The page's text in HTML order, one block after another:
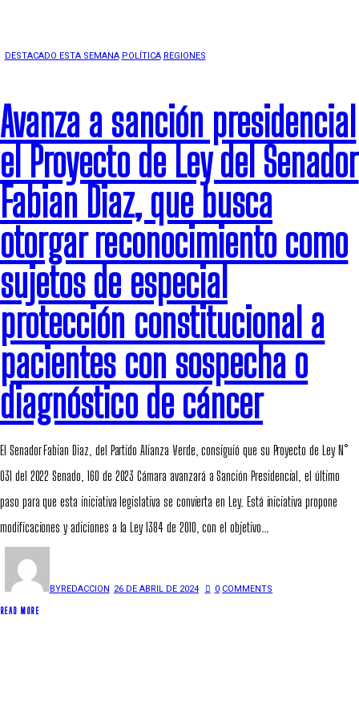
DESTACADO ESTA SEMANA POLÍTICA REGIONES
Avanza a sanción presidencial
el Proyecto de Ley del Senador
Fabian Diaz, que busca
otorgar reconocimiento como
sujetos de especial
protección constitucional a
pacientes con sospecha o
diagnóstico de cáncer
El Senador Fabian Diaz, del Partido Alianza Verde, consiguió que su Proyecto de Ley N°
031 del 2022 Senado, 160 de 2023 Cámara avanzará a Sanción Presidencial, el último
paso para que esta iniciativa legislativa se convierta en Ley. Está iniciativa propone
modificaciones y adiciones a la Ley 1384 de 2010, con el objetivo…
BYREDACCION 26 DE ABRIL DE 2024 0 COMMENTS
READ MORE